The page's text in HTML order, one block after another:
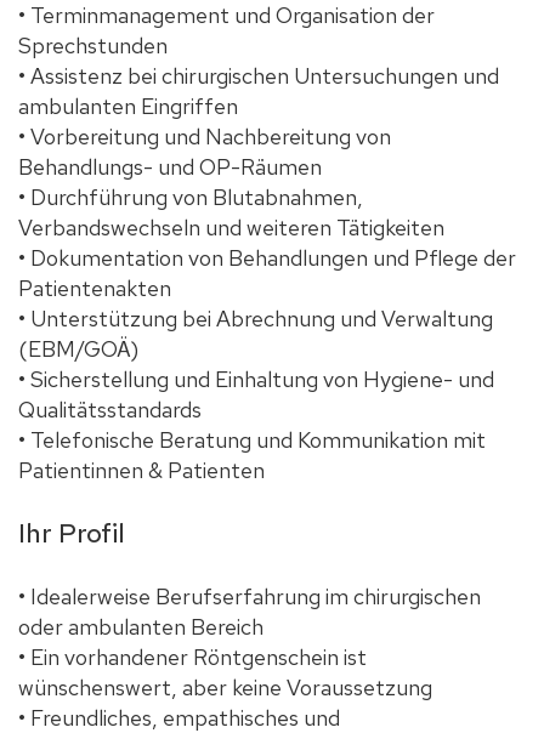
• Terminmanagement und Organisation der
Sprechstunden
• Assistenz bei chirurgischen Untersuchungen und
ambulanten Eingriffen
• Vorbereitung und Nachbereitung von
Behandlungs- und OP-Räumen
• Durchführung von Blutabnahmen,
Verbandswechseln und weiteren Tätigkeiten
• Dokumentation von Behandlungen und Pflege der
Patientenakten
• Unterstützung bei Abrechnung und Verwaltung
(EBM/GOÄ)
• Sicherstellung und Einhaltung von Hygiene- und
Qualitätsstandards
• Telefonische Beratung und Kommunikation mit
Patientinnen & Patienten
Ihr Profil
• Idealerweise Berufserfahrung im chirurgischen
oder ambulanten Bereich
• Ein vorhandener Röntgenschein ist
wünschenswert, aber keine Voraussetzung
• Freundliches, empathisches und